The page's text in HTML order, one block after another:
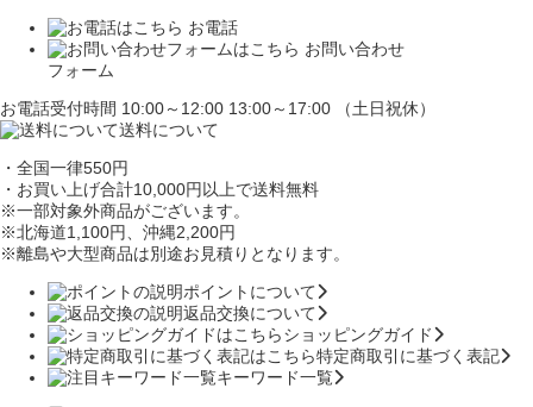
お電話
お問い合わせ
フォーム
お電話受付時間 10:00～12:00 13:00～17:00 （土日祝休）
送料について
・全国一律550円
・お買い上げ合計10,000円以上で送料無料
※一部対象外商品がございます。
※北海道1,100円 、沖縄2,200円
※離島や大型商品は別途お見積りとなります。
ポイントについて
返品交換について
ショッピングガイド
特定商取引に基づく表記
キーワード一覧